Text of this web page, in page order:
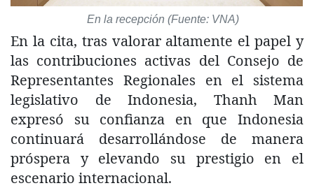
En la recepción (Fuente: VNA)
En la cita, tras valorar altamente el papel y
las contribuciones activas del Consejo de
Representantes Regionales en el sistema
legislativo de Indonesia, Thanh Man
expresó su confianza en que Indonesia
continuará desarrollándose de manera
próspera y elevando su prestigio en el
escenario internacional.